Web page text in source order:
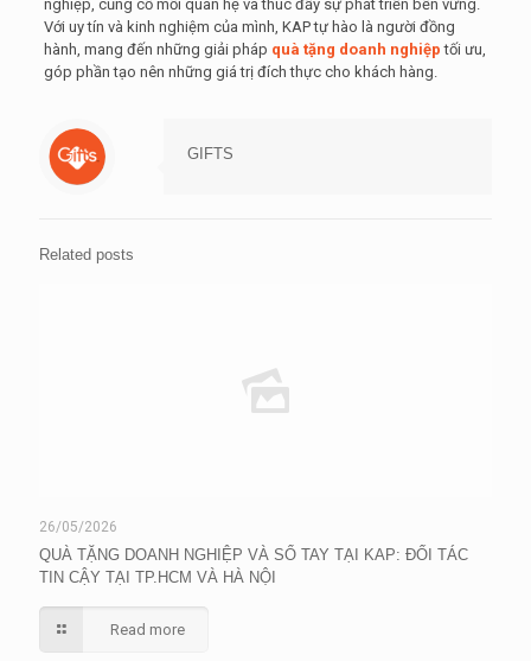
nghiệp, củng cố mối quan hệ và thúc đẩy sự phát triển bền vững.
Với uy tín và kinh nghiệm của mình, KAP tự hào là người đồng
hành, mang đến những giải pháp quà tặng doanh nghiệp tối ưu,
góp phần tạo nên những giá trị đích thực cho khách hàng.
GIFTS
Related posts
26/05/2026
QUÀ TẶNG DOANH NGHIỆP VÀ SỔ TAY TẠI KAP: ĐỐI TÁC
TIN CẬY TẠI TP.HCM VÀ HÀ NỘI
Read more